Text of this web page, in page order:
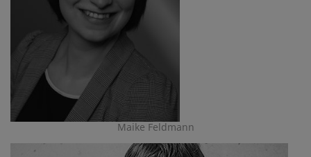
Maike Feldmann